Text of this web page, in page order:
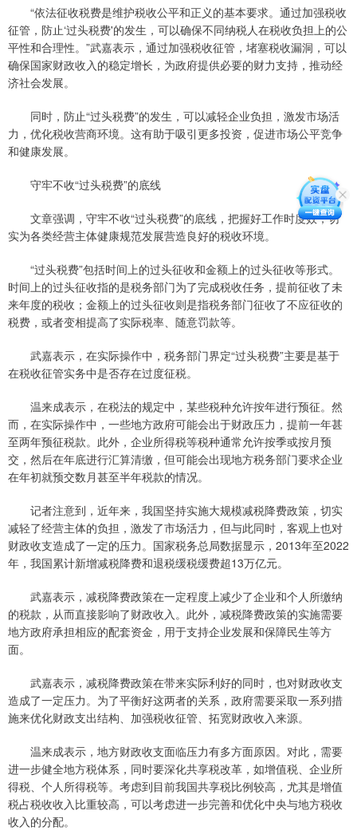
“依法征收税费是维护税收公平和正义的基本要求。通过加强税收
征管，防止‘过头税费'的发生，可以确保不同纳税人在税收负担上的公
平性和合理性。”武嘉表示，通过加强税收征管，堵塞税收漏洞，可以
确保国家财政收入的稳定增长，为政府提供必要的财力支持，推动经
济社会发展。
同时，防止“过头税费”的发生，可以减轻企业负担，激发市场活
力，优化税收营商环境。这有助于吸引更多投资，促进市场公平竞争
和健康发展。
守牢不收“过头税费”的底线
文章强调，守牢不收“过头税费”的底线，把握好工作时度效，切
实为各类经营主体健康规范发展营造良好的税收环境。
“过头税费”包括时间上的过头征收和金额上的过头征收等形式。
时间上的过头征收指的是税务部门为了完成税收任务，提前征收了未
来年度的税收；金额上的过头征收则是指税务部门征收了不应征收的
税费，或者变相提高了实际税率、随意罚款等。
武嘉表示，在实际操作中，税务部门界定“过头税费”主要是基于
在税收征管实务中是否存在过度征税。
温来成表示，在税法的规定中，某些税种允许按年进行预征。然
而，在实际操作中，一些地方政府可能会出于财政压力，提前一年甚
至两年预征税款。此外，企业所得税等税种通常允许按季或按月预
交，然后在年底进行汇算清缴，但可能会出现地方税务部门要求企业
在年初就预交数月甚至半年税款的情况。
记者注意到，近年来，我国坚持实施大规模减税降费政策，切实
减轻了经营主体的负担，激发了市场活力，但与此同时，客观上也对
财政收支造成了一定的压力。国家税务总局数据显示，2013年至2022
年，我国累计新增减税降费和退税缓税缓费超13万亿元。
武嘉表示，减税降费政策在一定程度上减少了企业和个人所缴纳
的税款，从而直接影响了财政收入。此外，减税降费政策的实施需要
地方政府承担相应的配套资金，用于支持企业发展和保障民生等方
面。
武嘉表示，减税降费政策在带来实际利好的同时，也对财政收支
造成了一定压力。为了平衡好这两者的关系，政府需要采取一系列措
施来优化财政支出结构、加强税收征管、拓宽财政收入来源。
温来成表示，地方财政收支面临压力有多方面原因。对此，需要
进一步健全地方税体系，同时要深化共享税改革，如增值税、企业所
得税、个人所得税等。考虑到目前我国共享税比例较高，尤其是增值
税占税收收入比重较高，可以考虑进一步完善和优化中央与地方税收
收入的分配。